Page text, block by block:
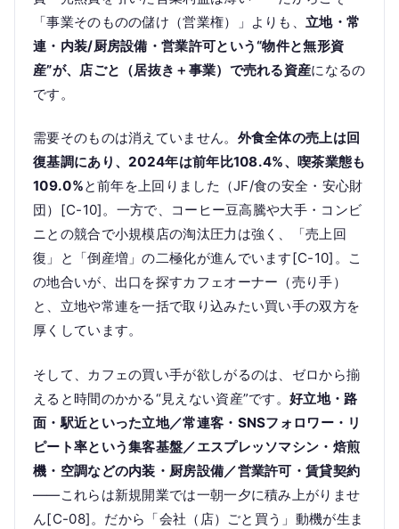
「事業そのものの儲け（営業権）」よりも、 立地・常
連・内装/厨房設備・営業許可という“物件と無形資
産”が、店ごと（居抜き＋事業）で売れる資産になるの
です。
需要そのものは消えていません。 外食全体の売上は回
復基調にあり、2024年は前年比108.4%、喫茶業態も
109.0%と前年を上回りました（JF/食の安全・安心財
団）[C-10]。一方で、コーヒー豆高騰や大手・コンビ
ニとの競合で小規模店の淘汰圧力は強く、「売上回
復」と「倒産増」の二極化が進んでいます[C-10]。こ
の地合いが、出口を探すカフェオーナー（売り手）
と、立地や常連を一括で取り込みたい買い手の双方を
厚くしています。
そして、カフェの買い手が欲しがるのは、ゼロから揃
えると時間のかかる“見えない資産”です。好立地・路
面・駅近といった立地／常連客・SNSフォロワー・リ
ピート率という集客基盤／エスプレッソマシン・焙煎
機・空調などの内装・厨房設備／営業許可・賃貸契約
——これらは新規開業では一朝一夕に積み上がりませ
ん[C-08]。だから「会社（店）ごと買う」動機が生ま